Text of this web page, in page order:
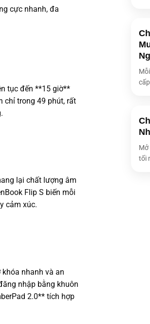
cực nhanh, đa
tục đến **15 giờ**
chỉ trong 49 phút, rất
lại chất lượng âm
Flip S biến mỗi
cảm xúc.
nhanh và an
nhập bằng khuôn
2.0** tích hợp
Mở
tối